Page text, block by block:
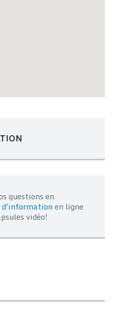
questions en
d'information en ligne
vidéo!